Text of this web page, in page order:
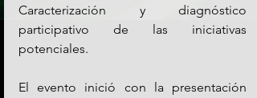
Caracterización y diagnóstico
participativo de las iniciativas
potenciales.
El evento inició con la presentación